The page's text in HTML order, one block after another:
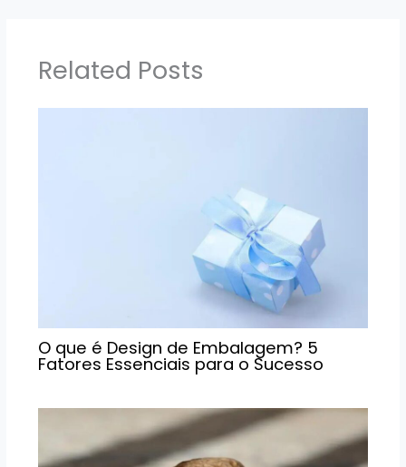
Related Posts
O que é Design de Embalagem? 5
Fatores Essenciais para o Sucesso